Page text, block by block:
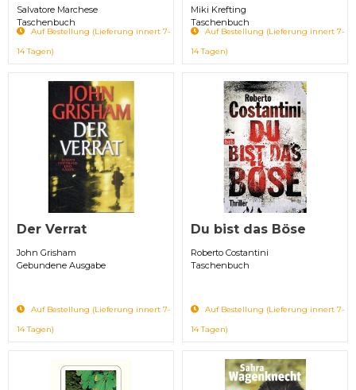
Salvatore Marchese
Taschenbuch
Auf Bestellung (Lieferung innert 7-
14 Tagen)
Miki Krefting
Taschenbuch
Auf Bestellung (Lieferung innert 7-
14 Tagen)
Der Verrat
John Grisham
Gebundene Ausgabe
Auf Bestellung (Lieferung innert 7-
14 Tagen)
Du bist das Böse
Roberto Costantini
Taschenbuch
Auf Bestellung (Lieferung innert 7-
14 Tagen)